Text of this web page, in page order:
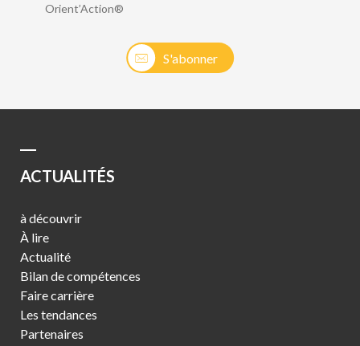
S'abonner
Orient’Action®
ACTUALITÉS
à découvrir
À lire
Actualité
Bilan de compétences
Faire carrière
Les tendances
Partenaires